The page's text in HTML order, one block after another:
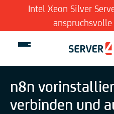
Intel Xeon Silver
Dedizierte Server
n8n
verbinden und